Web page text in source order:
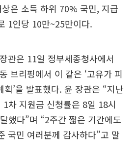
은 소득 하위 70% 국민, 지급
1인당 10만~25만이다.
관은 11일 정부세종청사에서
브리핑에서 이 같은 ‘고유가 피
’을 발표했다. 윤 장관은 “지난
차 지원금 신청률은 8일 18시
했다”며 “2주간 짧은 기간에도
국민 여러분께 감사하다”고 말